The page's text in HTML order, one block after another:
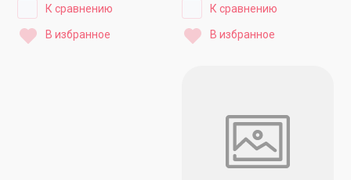
К сравнению
В избранное
К сравнению
В избранное